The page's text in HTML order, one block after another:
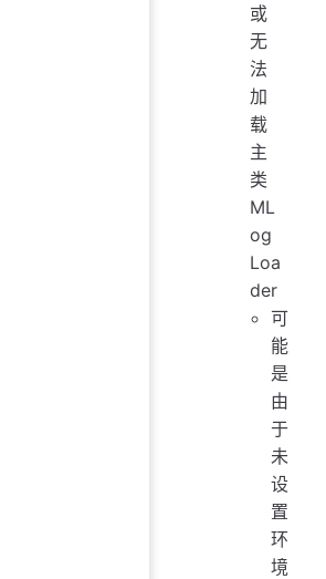
或
无
法
加
载
主
类
ML
og
Loa
der
可
能
是
由
于
未
设
置
环
境